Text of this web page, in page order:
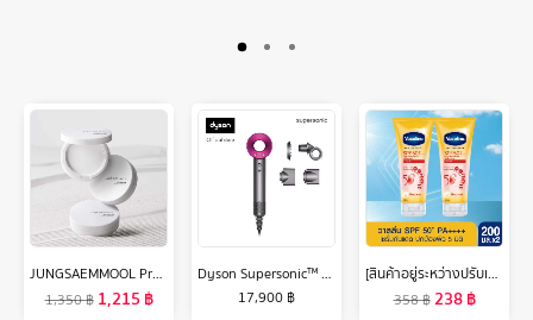
JUNGSAEMMOOL Pro-lasting Finish Powder Pact 7.5g จองแซมมุล โปร ลาสติ้ง ฟินิช พาวเดอร์ แพค แป้งเบลอรูขุมขนขั้นสุด
1,350฿ 1,215 ฿
Dyson Supersonic™ hair dryer HD15 (Iron/Fuchsia) ไดร์เป่าผม ไดสัน สีชมพู
17,900 ฿
[สินค้าอยู่ระหว่างปรับเปลี่ยนขนาด] วาสลีน เฮลธี ไบรท์ เซรั่มกันแดด ซันแอนด์โพลูชั่น โพรเทคชั่น SPF50+ PA+++ ปกป้องมลภาวะ 170 มล. x2 Vaseline Healthy Bright Serum SPF50 PA+++ Sun + Pollution Protection 170 ml. x2
358฿238฿